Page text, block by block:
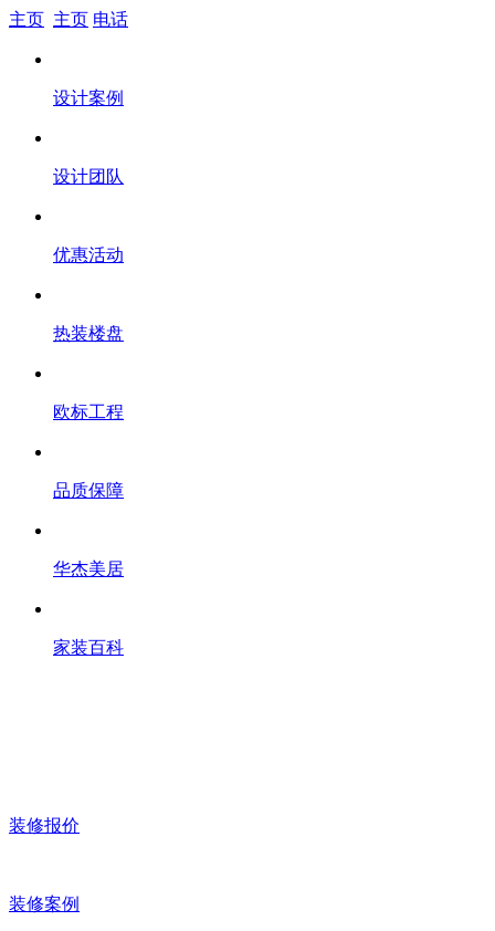
主页 主页 电话
设计案例
设计团队
优惠活动
热装楼盘
欧标工程
品质保障
华杰美居
家装百科
装修报价
装修案例